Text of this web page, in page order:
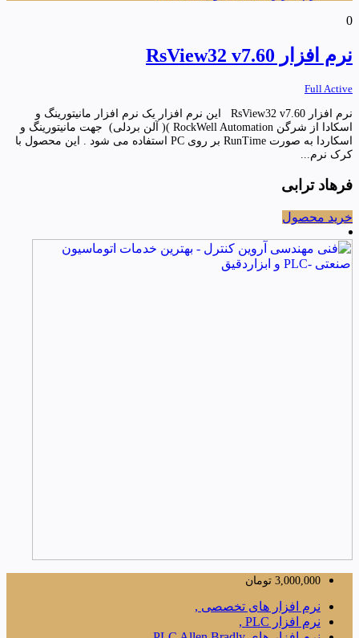
0
نرم افزار RsView32 v7.60
Full Active
نرم افزار RsView32 v7.60 این نرم افزار یک نرم افزار مانیتورینگ و
اسکادا از شرگن RockWell Automation )( آلن بردلی) جهت مانیتورینگ و
اسکاردا به صورت RunTime بر روی PC استفاده می شود . این محصول با
کرک نرم...
فرهاد ترابی
خرید محصول
3,000,000 تومان
نرم افزار های تخصصی ,
نرم افزار PLC ,